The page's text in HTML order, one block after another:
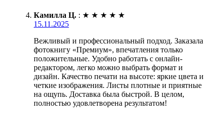
Камилла Ц. : ★ ★ ★ ★ ★
15.11.2025
Вежливый и профессиональный подход. Заказала
фотокнигу «Премиум», впечатления только
положительные. Удобно работать с онлайн-
редактором, легко можно выбрать формат и
дизайн. Качество печати на высоте: яркие цвета и
четкие изображения. Листы плотные и приятные
на ощупь. Доставка была быстрой. В целом,
полностью удовлетворена результатом!